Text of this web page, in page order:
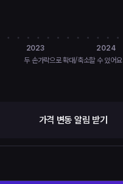
2023 2024
두 손가락으로 확대/축소할 수 있어요
가격 변동 알림 받기